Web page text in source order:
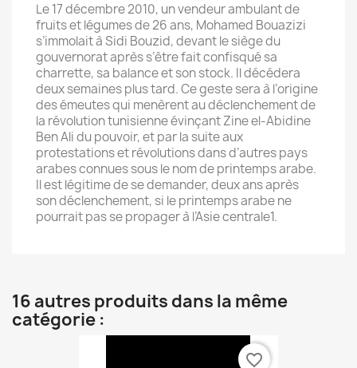
Le 17 décembre 2010, un vendeur ambulant de
fruits et légumes de 26 ans, Mohamed Bouazizi
s’immolait à Sidi Bouzid, devant le siège du
gouvernorat après s’être fait confisqué sa
charrette, sa balance et son stock. Il décédera
deux semaines plus tard. Ce geste sera à l’origine
des émeutes qui menèrent au déclenchement de
la révolution tunisienne évinçant Zine el-Abidine
Ben Ali du pouvoir, et par la suite aux
protestations et révolutions dans d’autres pays
arabes connues sous le nom de printemps arabe.
Il est légitime de se demander, deux ans après
son déclenchement, si le printemps arabe ne
pourrait pas se propager à l’Asie centrale1.
16 autres produits dans la même
catégorie :
favorite_border